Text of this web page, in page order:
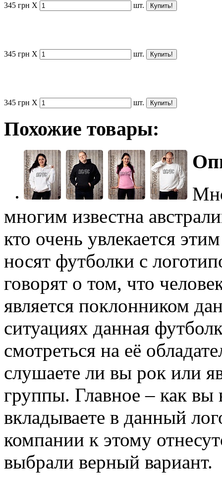
345 грн X шт.
345 грн X шт.
345 грн X шт.
Похожие товары:
многим известна
кто очень увлекается
носят футболки с
говорят о том, что
является поклонником
ситуациях данная
смотреться на её
слушаете ли вы рок или
группы. Главное – как вы
вкладываете в данный
компании к этому
выбрали верный вариант.